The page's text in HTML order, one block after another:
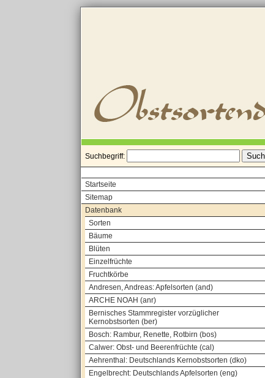
Suchbegriff:
Startseite
Sitemap
Datenbank
Sorten
Bäume
Blüten
Einzelfrüchte
Fruchtkörbe
Andresen, Andreas: Apfelsorten (and)
ARCHE NOAH (anr)
Bernisches Stammregister vorzüglicher
Kernobstsorten (ber)
Bosch: Rambur, Renette, Rotbirn (bos)
Calwer: Obst- und Beerenfrüchte (cal)
Aehrenthal: Deutschlands Kernobstsorten (dko)
Engelbrecht: Deutschlands Apfelsorten (eng)